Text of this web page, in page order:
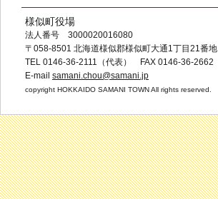
様似町役場
法人番号 3000020016080
〒058-8501 北海道様似郡様似町大通1丁目21番地
TEL 0146-36-2111（代表） FAX 0146-36-2662
E-mail samani.chou@samani.jp
copyright HOKKAIDO SAMANI TOWN All rights reserved.